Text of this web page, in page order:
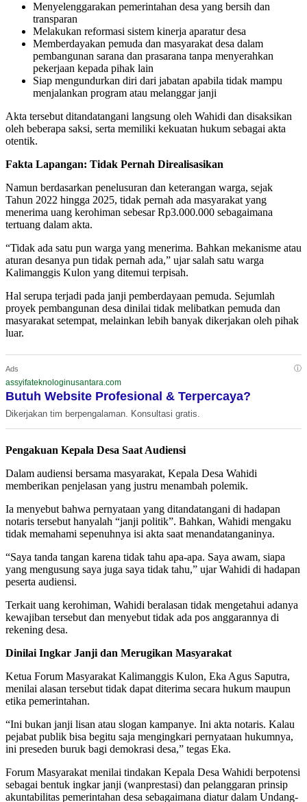
Menyelenggarakan pemerintahan desa yang bersih dan
transparan
Melakukan reformasi sistem kinerja aparatur desa
Memberdayakan pemuda dan masyarakat desa dalam
pembangunan sarana dan prasarana tanpa menyerahkan
pekerjaan kepada pihak lain
Siap mengundurkan diri dari jabatan apabila tidak mampu
menjalankan program atau melanggar janji
Akta tersebut ditandatangani langsung oleh Wahidi dan disaksikan
oleh beberapa saksi, serta memiliki kekuatan hukum sebagai akta
otentik.
Fakta Lapangan: Tidak Pernah Direalisasikan
Namun berdasarkan penelusuran dan keterangan warga, sejak
Tahun 2022 hingga 2025, tidak pernah ada masyarakat yang
menerima uang kerohiman sebesar Rp3.000.000 sebagaimana
tertuang dalam akta.
“Tidak ada satu pun warga yang menerima. Bahkan mekanisme atau
aturan desanya pun tidak pernah ada,” ujar salah satu warga
Kalimanggis Kulon yang ditemui terpisah.
Hal serupa terjadi pada janji pemberdayaan pemuda. Sejumlah
proyek pembangunan desa dinilai tidak melibatkan pemuda dan
masyarakat setempat, melainkan lebih banyak dikerjakan oleh pihak
luar.
Ads ⓘ
assyifateknologinusantara.com
Butuh Website Profesional & Terpercaya?
Dikerjakan tim berpengalaman. Konsultasi gratis.
Pengakuan Kepala Desa Saat Audiensi
Dalam audiensi bersama masyarakat, Kepala Desa Wahidi
memberikan penjelasan yang justru menambah polemik.
Ia menyebut bahwa pernyataan yang ditandatangani di hadapan
notaris tersebut hanyalah “janji politik”. Bahkan, Wahidi mengaku
tidak memahami sepenuhnya isi akta saat menandatanganinya.
“Saya tanda tangan karena tidak tahu apa-apa. Saya awam, siapa
yang mengusung saya juga saya tidak tahu,” ujar Wahidi di hadapan
peserta audiensi.
Terkait uang kerohiman, Wahidi beralasan tidak mengetahui adanya
kewajiban tersebut dan menyebut tidak ada pos anggarannya di
rekening desa.
Dinilai Ingkar Janji dan Merugikan Masyarakat
Ketua Forum Masyarakat Kalimanggis Kulon, Eka Agus Saputra,
menilai alasan tersebut tidak dapat diterima secara hukum maupun
etika pemerintahan.
“Ini bukan janji lisan atau slogan kampanye. Ini akta notaris. Kalau
pejabat publik bisa begitu saja mengingkari pernyataan hukumnya,
ini preseden buruk bagi demokrasi desa,” tegas Eka.
Forum Masyarakat menilai tindakan Kepala Desa Wahidi berpotensi
sebagai bentuk ingkar janji (wanprestasi) dan pelanggaran prinsip
akuntabilitas pemerintahan desa sebagaimana diatur dalam Undang-